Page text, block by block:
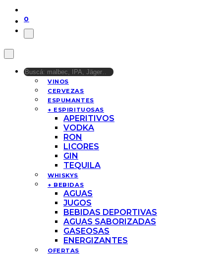
0
VINOS
CERVEZAS
ESPUMANTES
+ ESPIRITUOSAS
APERITIVOS
VODKA
RON
LICORES
GIN
TEQUILA
WHISKYS
+ BEBIDAS
AGUAS
JUGOS
BEBIDAS DEPORTIVAS
AGUAS SABORIZADAS
GASEOSAS
ENERGIZANTES
OFERTAS